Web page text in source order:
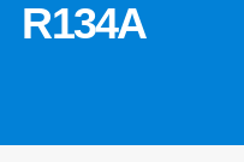
R134A